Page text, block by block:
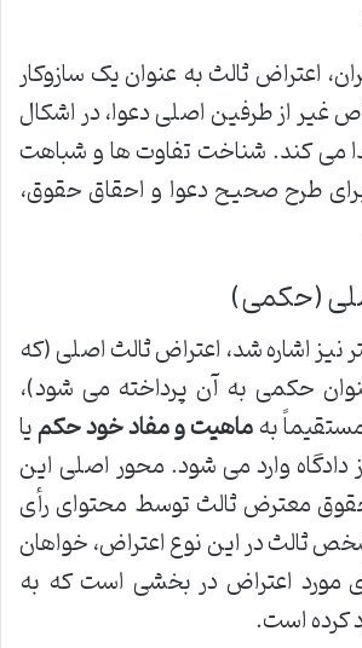
اعتراض ثالث به عنوان یک سازوکار
غیر از طرفین اصلی دعوا، در اشکال
می کند. شناخت تفاوت ها و شباهت
طرح صحیح دعوا و احقاق حقوق،
(حکمی)
اشاره شد، اعتراض ثالث اصلی (که
حکمی به آن پرداخته می شود)،
بهماهیت و مفاد خود حکمیا
دادگاه وارد می شود. محور اصلی این
معترض ثالث توسط محتوای رأی
ثالث در این نوع اعتراض، خواهان
مورد اعتراض در بخشی است که به
کرده است.